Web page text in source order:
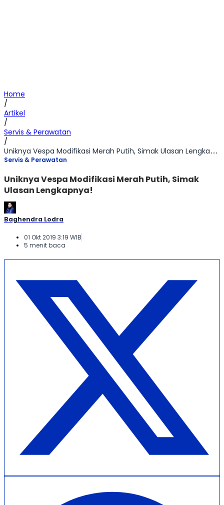
Home
/
Artikel
/
Servis & Perawatan
/
Uniknya Vespa Modifikasi Merah Putih, Simak Ulasan Lengkapnya!
Servis & Perawatan
Uniknya Vespa Modifikasi Merah Putih, Simak
Ulasan Lengkapnya!
Baghendra Lodra
01 Okt 2019 3:19 WIB
5 menit baca